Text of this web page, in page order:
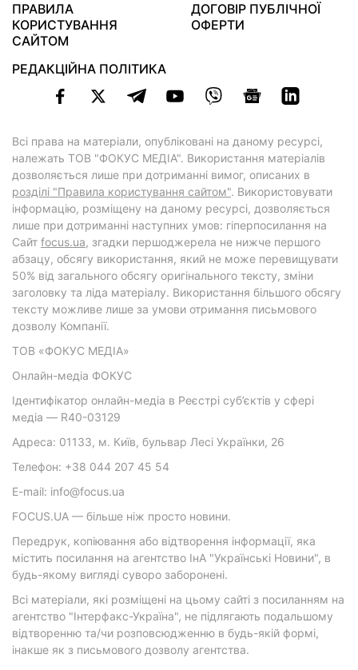
ПРАВИЛА
КОРИСТУВАННЯ
САЙТОМ
ДОГОВІР ПУБЛІЧНОЇ
ОФЕРТИ
РЕДАКЦІЙНА ПОЛІТИКА
Всі права на матеріали, опубліковані на даному ресурсі,
належать ТОВ "ФОКУС МЕДІА". Використання матеріалів
дозволяється лише при дотриманні вимог, описаних в
розділі "Правила користування сайтом". Використовувати
інформацію, розміщену на даному ресурсі, дозволяється
лише при дотриманні наступних умов: гіперпосилання на
Cайт focus.ua, згадки першоджерела не нижче першого
абзацу, обсягу використання, який не може перевищувати
50% від загального обсягу оригінального тексту, зміни
заголовку та ліда матеріалу. Використання більшого обсягу
тексту можливе лише за умови отримання письмового
дозволу Компанії.
ТОВ «ФОКУС МЕДІА»
Онлайн-медіа ФОКУС
Ідентифікатор онлайн-медіа в Реєстрі суб’єктів у сфері
медіа — R40-03129
Адреса: 01133, м. Київ, бульвар Лесі Українки, 26
Телефон: +38 044 207 45 54
E-mail: info@focus.ua
FOCUS.UA — більше ніж просто новини.
Передрук, копіювання або відтворення інформації, яка
містить посилання на агентство ІнА "Українські Новини", в
будь-якому вигляді суворо заборонені.
Всі матеріали, які розміщені на цьому сайті з посиланням на
агентство "Інтерфакс-Україна", не підлягають подальшому
відтворенню та/чи розповсюдженню в будь-якій формі,
інакше як з письмового дозволу агентства.